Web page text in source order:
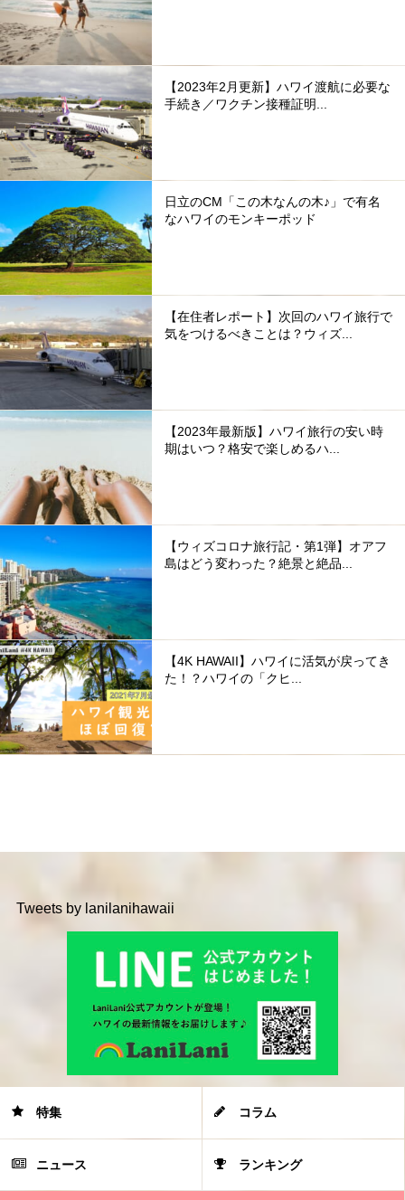
【2023年2月更新】ハワイ渡航に必要な
手続き／ワクチン接種証明...
日立のCM「この木なんの木♪」で有名
なハワイのモンキーポッド
【在住者レポート】次回のハワイ旅行で
気をつけるべきことは？ウィズ...
【2023年最新版】ハワイ旅行の安い時
期はいつ？格安で楽しめるハ...
【ウィズコロナ旅行記・第1弾】オアフ
島はどう変わった？絶景と絶品...
【4K HAWAII】ハワイに活気が戻ってき
た！？ハワイの「クヒ...
Tweets by lanilanihawaii
特集 コラム
ニュース ランキング